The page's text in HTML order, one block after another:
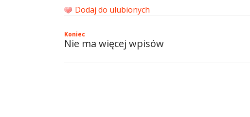
Dodaj do ulubionych
Koniec
Nie ma więcej wpisów